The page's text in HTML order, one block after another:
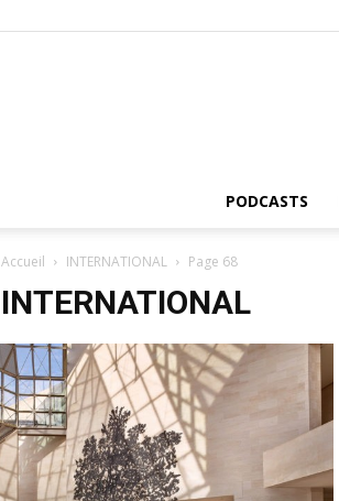
PODCASTS
Accueil INTERNATIONAL Page 68
INTERNATIONAL